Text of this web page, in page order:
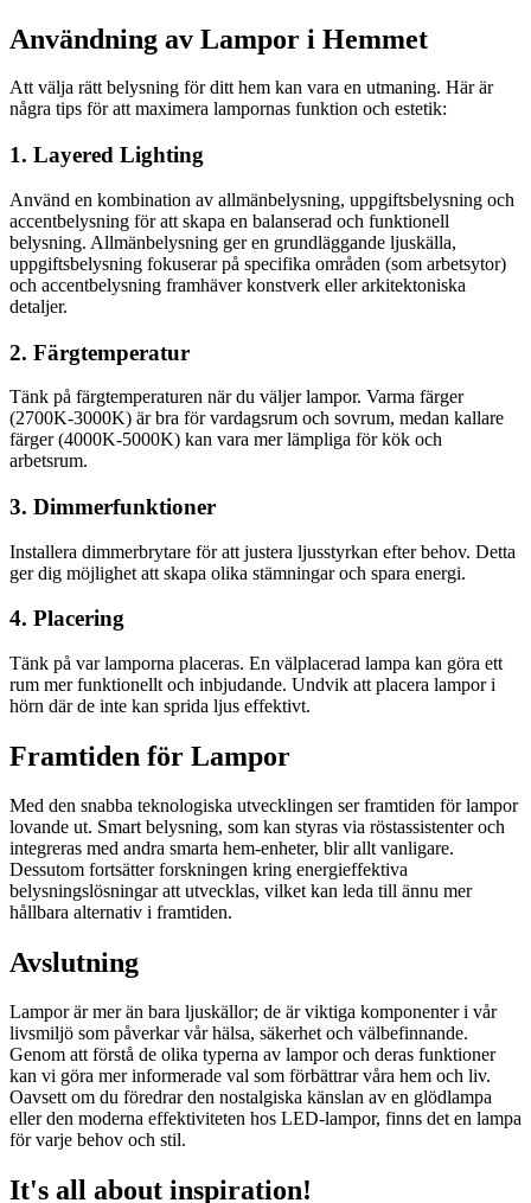
Användning av Lampor i Hemmet
Att välja rätt belysning för ditt hem kan vara en utmaning. Här är
några tips för att maximera lampornas funktion och estetik:
1. Layered Lighting
Använd en kombination av allmänbelysning, uppgiftsbelysning och
accentbelysning för att skapa en balanserad och funktionell
belysning. Allmänbelysning ger en grundläggande ljuskälla,
uppgiftsbelysning fokuserar på specifika områden (som arbetsytor)
och accentbelysning framhäver konstverk eller arkitektoniska
detaljer.
2. Färgtemperatur
Tänk på färgtemperaturen när du väljer lampor. Varma färger
(2700K-3000K) är bra för vardagsrum och sovrum, medan kallare
färger (4000K-5000K) kan vara mer lämpliga för kök och
arbetsrum.
3. Dimmerfunktioner
Installera dimmerbrytare för att justera ljusstyrkan efter behov. Detta
ger dig möjlighet att skapa olika stämningar och spara energi.
4. Placering
Tänk på var lamporna placeras. En välplacerad lampa kan göra ett
rum mer funktionellt och inbjudande. Undvik att placera lampor i
hörn där de inte kan sprida ljus effektivt.
Framtiden för Lampor
Med den snabba teknologiska utvecklingen ser framtiden för lampor
lovande ut. Smart belysning, som kan styras via röstassistenter och
integreras med andra smarta hem-enheter, blir allt vanligare.
Dessutom fortsätter forskningen kring energieffektiva
belysningslösningar att utvecklas, vilket kan leda till ännu mer
hållbara alternativ i framtiden.
Avslutning
Lampor är mer än bara ljuskällor; de är viktiga komponenter i vår
livsmiljö som påverkar vår hälsa, säkerhet och välbefinnande.
Genom att förstå de olika typerna av lampor och deras funktioner
kan vi göra mer informerade val som förbättrar våra hem och liv.
Oavsett om du föredrar den nostalgiska känslan av en glödlampa
eller den moderna effektiviteten hos LED-lampor, finns det en lampa
för varje behov och stil.
It's all about inspiration!